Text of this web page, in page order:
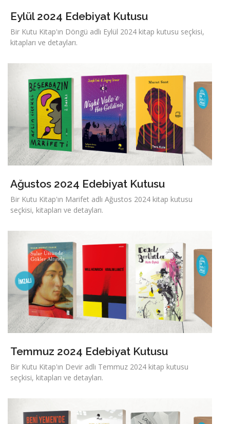
Eylül 2024 Edebiyat Kutusu
Bir Kutu Kitap'ın Döngü adlı Eylül 2024 kitap kutusu seçkisi,
kitapları ve detayları.
Ağustos 2024 Edebiyat Kutusu
Bir Kutu Kitap'ın Marifet adlı Ağustos 2024 kitap kutusu
seçkisi, kitapları ve detayları.
Temmuz 2024 Edebiyat Kutusu
Bir Kutu Kitap'ın Devir adlı Temmuz 2024 kitap kutusu
seçkisi, kitapları ve detayları.